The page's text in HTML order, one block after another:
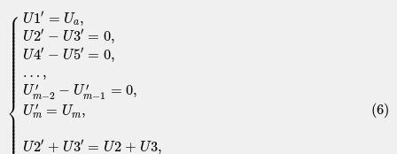
⎧
⎪
⎪
⎪ ⎪ ⎪ ⎪ ⎪ ⎪ ⎪ ⎪ ⎪ ⎪ ⎪ ⎪ ⎪ ⎪ ⎪ ⎪ ⎪
⎪
⎨
⎪
⎪ ⎪ ⎪ ⎪
U1′ = Ua,
U2′ − U3′ = 0,
U4′ − U5′ = 0,
… ,
U ′
m−2 − U ′
m−1 = 0,
U ′
m = Um,
U2′ + U3′ = U2 + U3,
(6)
{U1 Ua